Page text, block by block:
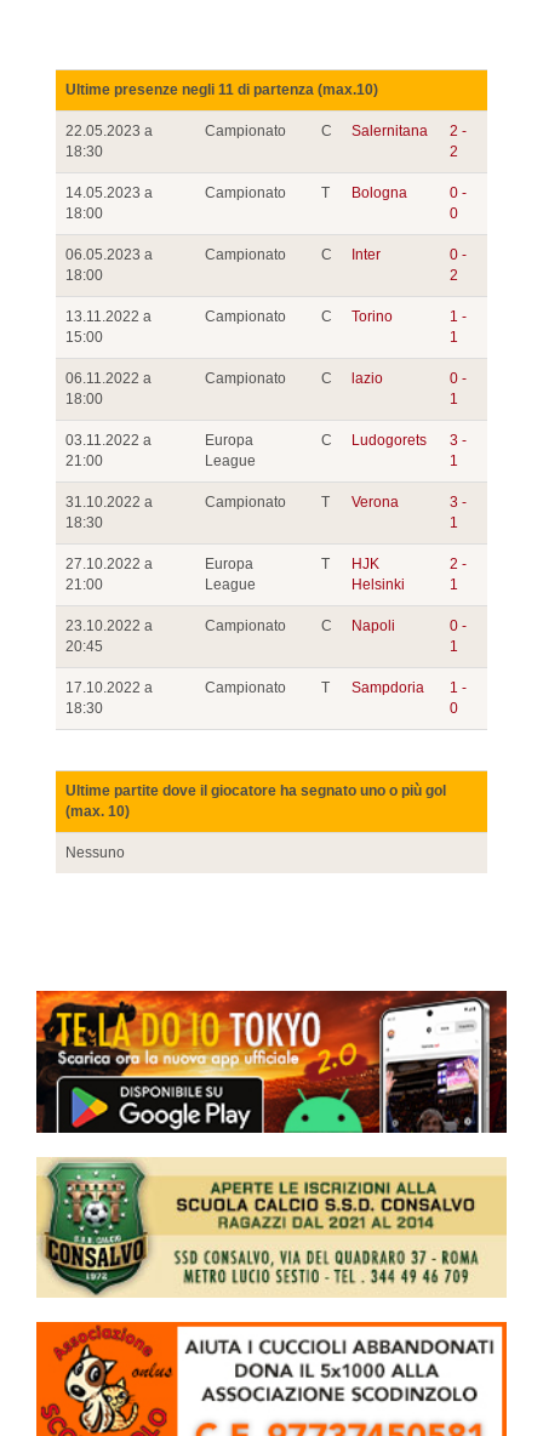
Ultime presenze negli 11 di partenza (max.10)
22.05.2023 a
18:30
Campionato C Salernitana
2 -
2
14.05.2023 a
18:00
Campionato T Bologna
0 -
0
06.05.2023 a
18:00
Campionato C Inter
0 -
2
13.11.2022 a
15:00
Campionato C Torino
1 -
1
06.11.2022 a
18:00
Campionato C lazio
0 -
1
03.11.2022 a
21:00
Europa
League
C Ludogorets
3 -
1
31.10.2022 a
18:30
Campionato T Verona
3 -
1
27.10.2022 a
21:00
Europa
League
T
HJK
Helsinki
2 -
1
23.10.2022 a
20:45
Campionato C Napoli
0 -
1
17.10.2022 a
18:30
Campionato T Sampdoria
1 -
0
Ultime partite dove il giocatore ha segnato uno o più gol
(max. 10)
Nessuno